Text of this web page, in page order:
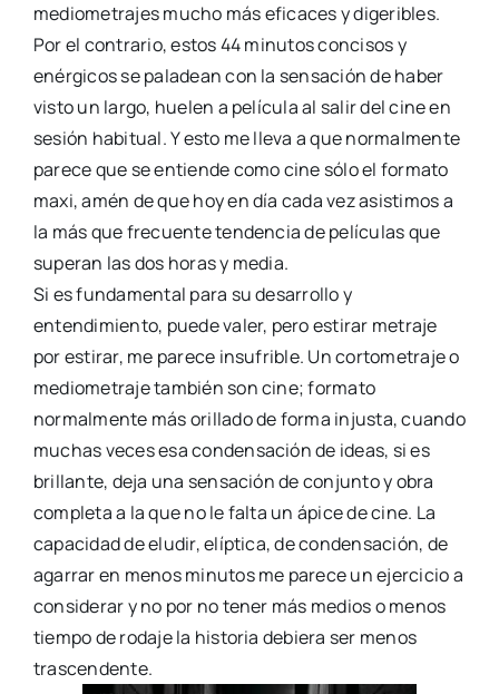
mediometrajes mucho más eficaces y digeribles.
Por el contrario, estos 44 minutos concisos y
enérgicos se paladean con la sensación de haber
visto un largo, huelen a película al salir del cine en
sesión habitual. Y esto me lleva a que normalmente
parece que se entiende como cine sólo el formato
maxi, amén de que hoy en día cada vez asistimos a
la más que frecuente tendencia de películas que
superan las dos horas y media.
Si es fundamental para su desarrollo y
entendimiento, puede valer, pero estirar metraje
por estirar, me parece insufrible. Un cortometraje o
mediometraje también son cine; formato
normalmente más orillado de forma injusta, cuando
muchas veces esa condensación de ideas, si es
brillante, deja una sensación de conjunto y obra
completa a la que no le falta un ápice de cine. La
capacidad de eludir, elíptica, de condensación, de
agarrar en menos minutos me parece un ejercicio a
considerar y no por no tener más medios o menos
tiempo de rodaje la historia debiera ser menos
trascendente.